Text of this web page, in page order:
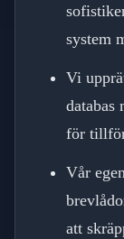
system
Vi
databas
för
Vår
att